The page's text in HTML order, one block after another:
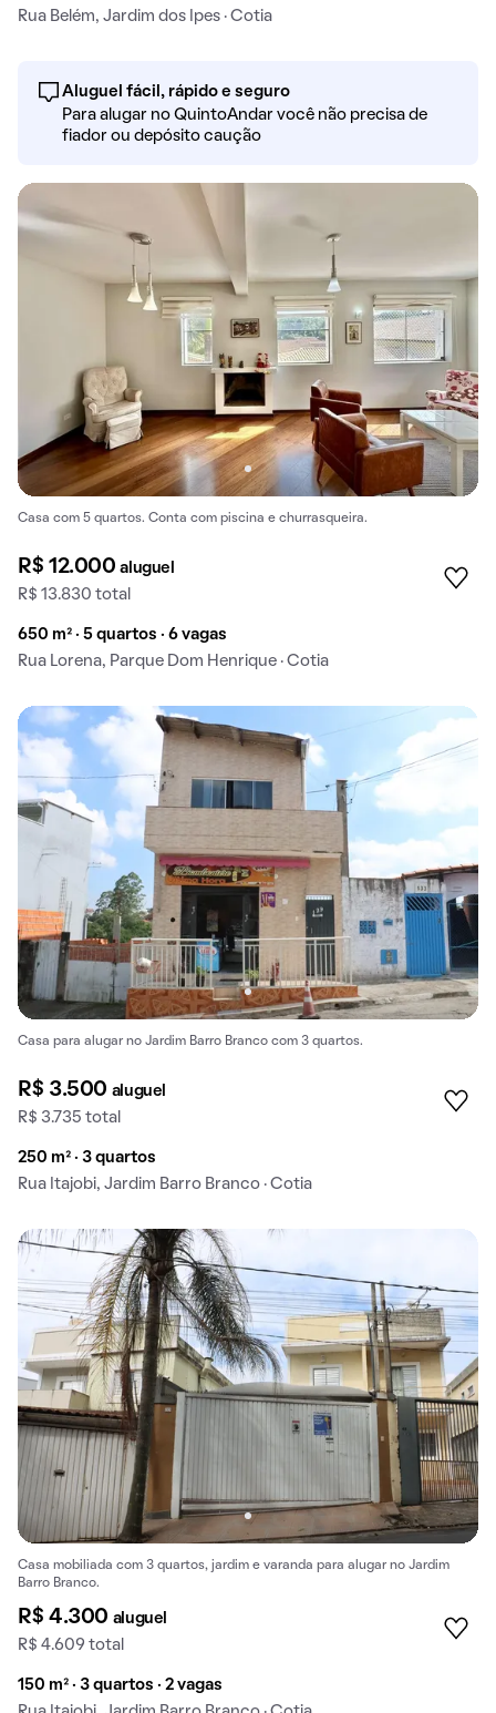
Rua Belém, Jardim dos Ipes · Cotia
Aluguel fácil, rápido e seguro
Para alugar no QuintoAndar você não precisa de
fiador ou depósito caução
Casa com 5 quartos. Conta com piscina e churrasqueira.
R$ 12.000aluguel
R$ 13.830 total
650 m² · 5 quartos · 6 vagas
Rua Lorena, Parque Dom Henrique · Cotia
Casa para alugar no Jardim Barro Branco com 3 quartos.
R$ 3.500 aluguel
R$ 3.735 total
250 m² · 3 quartos
Rua Itajobi, Jardim Barro Branco · Cotia
Casa mobiliada com 3 quartos, jardim e varanda para alugar no Jardim
Barro Branco.
R$ 4.300 aluguel
R$ 4.609 total
150 m² · 3 quartos · 2 vagas